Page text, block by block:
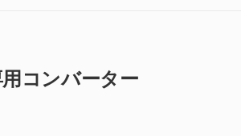
コンバーター